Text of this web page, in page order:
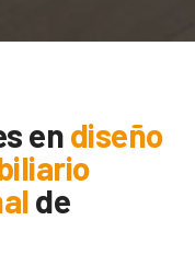
endiseño
de